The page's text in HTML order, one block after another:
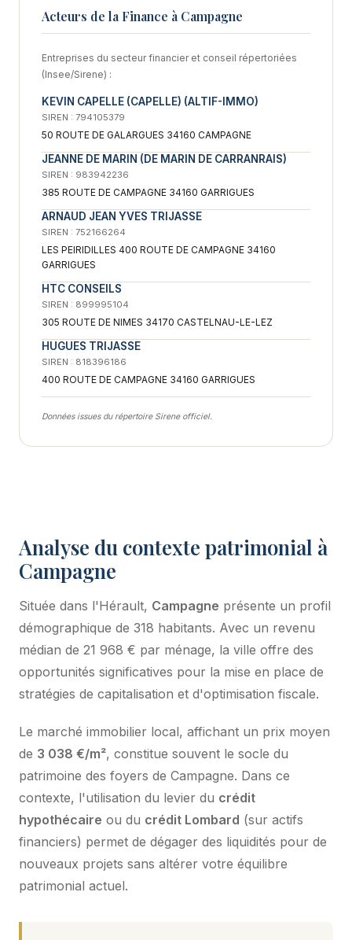
Analyse du contexte patrimonial à
Campagne
Située dans l'Hérault, Campagne présente un profil
démographique de 318 habitants. Avec un revenu
médian de 21 968 € par ménage, la ville offre des
opportunités significatives pour la mise en place de
stratégies de capitalisation et d'optimisation fiscale.
Le marché immobilier local, affichant un prix moyen
de 3 038 €/m², constitue souvent le socle du
patrimoine des foyers de Campagne. Dans ce
contexte, l'utilisation du levier du crédit
hypothécaire ou du crédit Lombard (sur actifs
financiers) permet de dégager des liquidités pour de
nouveaux projets sans altérer votre équilibre
patrimonial actuel.
Acteurs de la Finance à Campagne
Entreprises du secteur financier et conseil répertoriées
(Insee/Sirene) :
KEVIN CAPELLE (CAPELLE) (ALTIF-IMMO)
SIREN : 794105379
50 ROUTE DE GALARGUES 34160 CAMPAGNE
JEANNE DE MARIN (DE MARIN DE CARRANRAIS)
SIREN : 983942236
385 ROUTE DE CAMPAGNE 34160 GARRIGUES
ARNAUD JEAN YVES TRIJASSE
SIREN : 752166264
LES PEIRIDILLES 400 ROUTE DE CAMPAGNE 34160
GARRIGUES
HTC CONSEILS
SIREN : 899995104
305 ROUTE DE NIMES 34170 CASTELNAU-LE-LEZ
HUGUES TRIJASSE
SIREN : 818396186
400 ROUTE DE CAMPAGNE 34160 GARRIGUES
Données issues du répertoire Sirene officiel.